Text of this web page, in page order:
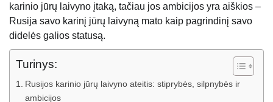
karinio jūrų laivyno įtaką, tačiau jos ambicijos yra aiškios –
Rusija savo karinį jūrų laivyną mato kaip pagrindinį savo
didelės galios statusą.
Turinys:
Rusijos karinio jūrų laivyno ateitis: stiprybės, silpnybės ir
ambicijos